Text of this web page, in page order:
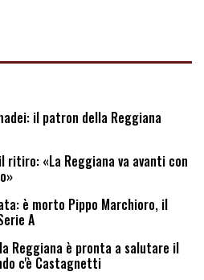
il patron della Reggiana
ritiro: «La Reggiana va avanti con
è morto Pippo Marchioro, il
A
Reggiana è pronta a salutare il
c'è Castagnetti